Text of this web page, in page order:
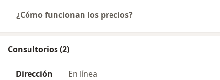
¿Cómo funcionan los precios?
Consultorios (2)
Dirección En línea